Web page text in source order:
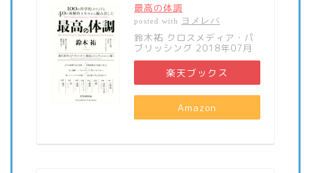
最高の体調
posted with ヨメレバ
鈴木祐 クロスメディア・パ
ブリッシング 2018年07月
楽天ブックス
Amazon